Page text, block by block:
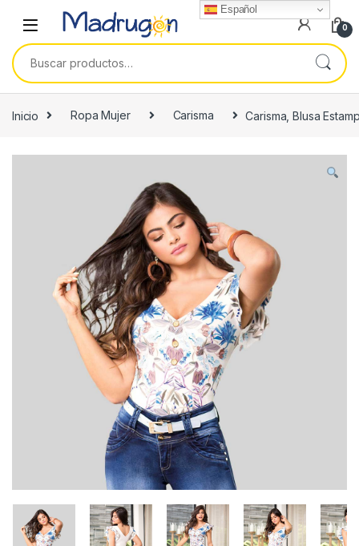
0
Buscar por:
Inicio Ropa Mujer Carisma Carisma, Blusa
Español